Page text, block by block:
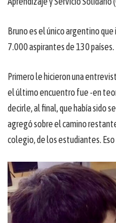
Bruno es el único argentino
7.000 aspirantes de 130
Primero le hicieron una
el último encuentro fue -en
decirle, al final, que había sido
agregó sobre el camino
colegio, de los estudiantes.